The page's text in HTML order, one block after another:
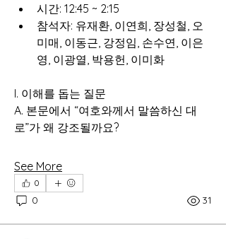
시간: 12:45 ~ 2:15
참석자: 유재환, 이연희, 장성철, 오
미매, 이동근, 강정임, 손수연, 이은
영, 이광열, 박용헌, 이미화
I. 이해를 돕는 질문
A. 본문에서 “여호와께서 말씀하신 대
로”가 왜 강조될까요?
See More
0
0 31